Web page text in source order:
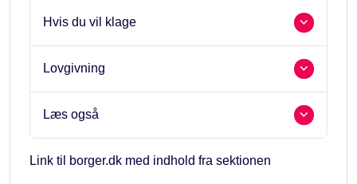
Hvis du vil klage
Lovgivning
Læs også
Link til borger.dk med indhold fra sektionen